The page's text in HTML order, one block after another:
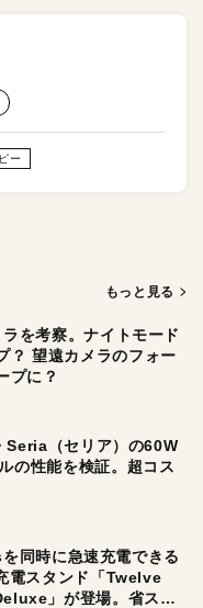
ー
もっと見る
を考察。ナイトモード
？ 望遠カメラのフォー
プに？
Seria（セリア）の60W
の性能を検証。超コス
同時に急速充電できる
電スタンド「Twelve
」が登場。省スペ